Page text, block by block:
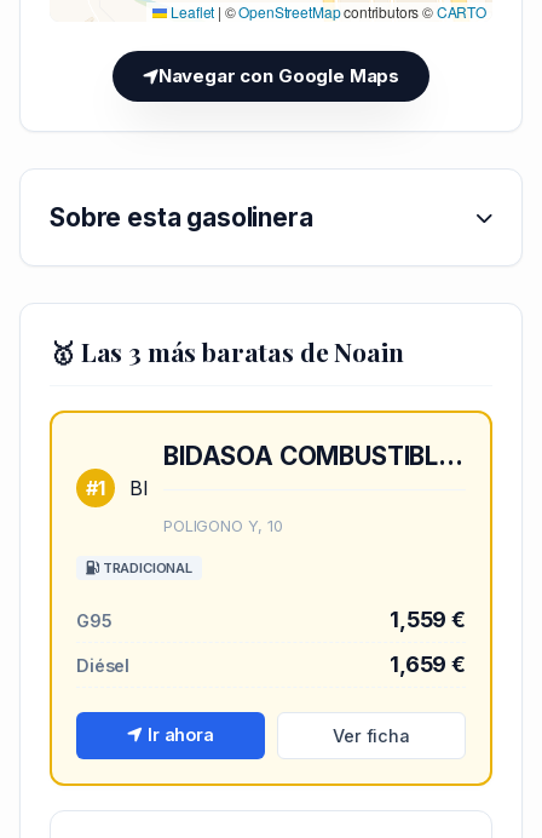
Leaflet | ©OpenStreetMapcontributors ©CARTO
Navegar con Google Maps
Sobre esta gasolinera
🥇 Las 3 más baratas de Noain
#1 BI
BIDASOA COMBUSTIBLES
POLIGONO Y, 10
TRADICIONAL
G95 1,559 €
Diésel 1,659 €
Ir ahora Ver ficha